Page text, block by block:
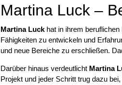
Martina Luck –
Martina Luck hat in ihrem
Fähigkeiten zu entwickeln und
und neue Bereiche zu erschließen.
Darüber hinaus verdeutlicht Martina
Projekt und jeder Schritt trug dazu